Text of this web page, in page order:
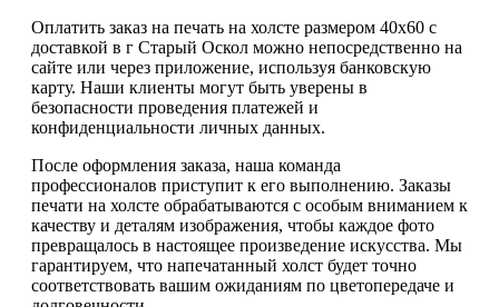
Оплатить заказ на печать на холсте размером 40х60 с
доставкой в г Старый Оскол можно непосредственно на
сайте или через приложение, используя банковскую
карту. Наши клиенты могут быть уверены в
безопасности проведения платежей и
конфиденциальности личных данных.
После оформления заказа, наша команда
профессионалов приступит к его выполнению. Заказы
печати на холсте обрабатываются с особым вниманием к
качеству и деталям изображения, чтобы каждое фото
превращалось в настоящее произведение искусства. Мы
гарантируем, что напечатанный холст будет точно
соответствовать вашим ожиданиям по цветопередаче и